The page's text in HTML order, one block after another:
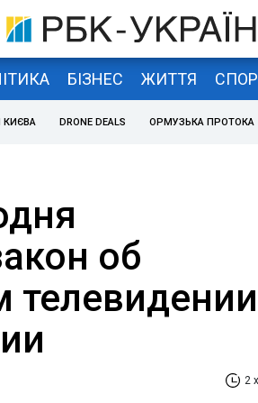
БІЗНЕС ЖИТТЯ
КИЄВА DRONE DEALS ОРМУЗЬКА ПРОТОКА
об
телевидении
2